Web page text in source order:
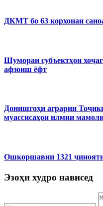
ДКМТ бо 63 корхонаи
Шумораи субъектҳои
афзоиш ёфт
Донишгоҳи аграрии
муассисаҳои илмии
Ошкоршавии 1321
Эзоҳи худро нависед